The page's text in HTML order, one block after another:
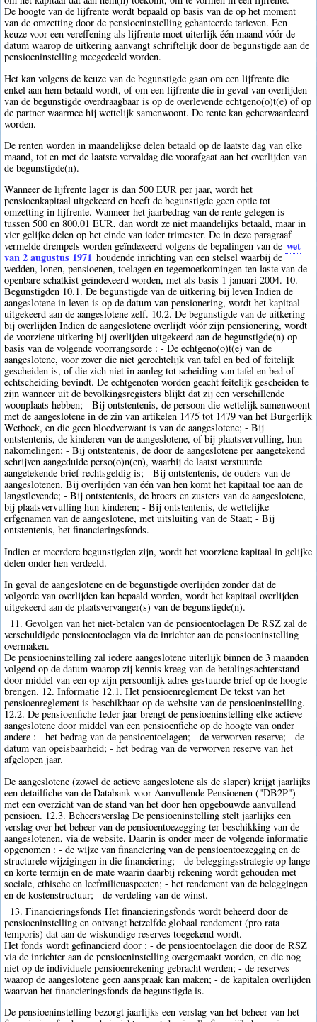
De hoogte van de lijfrente wordt bepaald op basis van de op het moment
van de omzetting door de pensioeninstelling gehanteerde tarieven. Een
keuze voor een vereffening als lijfrente moet uiterlijk één maand vóór de
datum waarop de uitkering aanvangt schriftelijk door de begunstigde aan de
pensioeninstelling meegedeeld worden.
Het kan volgens de keuze van de begunstigde gaan om een lijfrente die
enkel aan hem betaald wordt, of om een lijfrente die in geval van overlijden
van de begunstigde overdraagbaar is op de overlevende echtgeno(o)t(e) of op
de partner waarmee hij wettelijk samenwoont. De rente kan geherwaardeerd
worden.
De renten worden in maandelijkse delen betaald op de laatste dag van elke
maand, tot en met de laatste vervaldag die voorafgaat aan het overlijden van
de begunstigde(n).
Wanneer de lijfrente lager is dan 500 EUR per jaar, wordt het
pensioenkapitaal uitgekeerd en heeft de begunstigde geen optie tot
omzetting in lijfrente. Wanneer het jaarbedrag van de rente gelegen is
tussen 500 en 800,01 EUR, dan wordt ze niet maandelijks betaald, maar in
vier gelijke delen op het einde van ieder trimester. De in deze paragraaf
vermelde drempels worden geïndexeerd volgens de bepalingen van de wet
van 2 augustus 1971 houdende inrichting van een stelsel waarbij de
wedden, lonen, pensioenen, toelagen en tegemoetkomingen ten laste van de
openbare schatkist geïndexeerd worden, met als basis 1 januari 2004. 10.
Begunstigden 10.1. De begunstigde van de uitkering bij leven Indien de
aangeslotene in leven is op de datum van pensionering, wordt het kapitaal
uitgekeerd aan de aangeslotene zelf. 10.2. De begunstigde van de uitkering
bij overlijden Indien de aangeslotene overlijdt vóór zijn pensionering, wordt
de voorziene uitkering bij overlijden uitgekeerd aan de begunstigde(n) op
basis van de volgende voorrangsorde : - De echtgeno(o)t(e) van de
aangeslotene, voor zover die niet gerechtelijk van tafel en bed of feitelijk
gescheiden is, of die zich niet in aanleg tot scheiding van tafel en bed of
echtscheiding bevindt. De echtgenoten worden geacht feitelijk gescheiden te
zijn wanneer uit de bevolkingsregisters blijkt dat zij een verschillende
woonplaats hebben; - Bij ontstentenis, de persoon die wettelijk samenwoont
met de aangeslotene in de zin van artikelen 1475 tot 1479 van het Burgerlijk
Wetboek, en die geen bloedverwant is van de aangeslotene; - Bij
ontstentenis, de kinderen van de aangeslotene, of bij plaatsvervulling, hun
nakomelingen; - Bij ontstentenis, de door de aangeslotene per aangetekend
schrijven aangeduide perso(o)n(en), waarbij de laatst verstuurde
aangetekende brief rechtsgeldig is; - Bij ontstentenis, de ouders van de
aangeslotenen. Bij overlijden van één van hen komt het kapitaal toe aan de
langstlevende; - Bij ontstentenis, de broers en zusters van de aangeslotene,
bij plaatsvervulling hun kinderen; - Bij ontstentenis, de wettelijke
erfgenamen van de aangeslotene, met uitsluiting van de Staat; - Bij
ontstentenis, het financieringsfonds.
Indien er meerdere begunstigden zijn, wordt het voorziene kapitaal in gelijke
delen onder hen verdeeld.
In geval de aangeslotene en de begunstigde overlijden zonder dat de
volgorde van overlijden kan bepaald worden, wordt het kapitaal overlijden
uitgekeerd aan de plaatsvervanger(s) van de begunstigde(n).
11. Gevolgen van het niet-betalen van de pensioentoelagen De RSZ zal de
verschuldigde pensioentoelagen via de inrichter aan de pensioeninstelling
overmaken.
De pensioeninstelling zal iedere aangeslotene uiterlijk binnen de 3 maanden
volgend op de datum waarop zij kennis kreeg van de betalingsachterstand
door middel van een op zijn persoonlijk adres gestuurde brief op de hoogte
brengen. 12. Informatie 12.1. Het pensioenreglement De tekst van het
pensioenreglement is beschikbaar op de website van de pensioeninstelling.
12.2. De pensioenfiche Ieder jaar brengt de pensioeninstelling elke actieve
aangeslotene door middel van een pensioenfiche op de hoogte van onder
andere : - het bedrag van de pensioentoelagen; - de verworven reserve; - de
datum van opeisbaarheid; - het bedrag van de verworven reserve van het
afgelopen jaar.
De aangeslotene (zowel de actieve aangeslotene als de slaper) krijgt jaarlijks
een detailfiche van de Databank voor Aanvullende Pensioenen ("DB2P")
met een overzicht van de stand van het door hen opgebouwde aanvullend
pensioen. 12.3. Beheersverslag De pensioeninstelling stelt jaarlijks een
verslag over het beheer van de pensioentoezegging ter beschikking van de
aangeslotenen, via de website. Daarin is onder meer de volgende informatie
opgenomen : - de wijze van financiering van de pensioentoezegging en de
structurele wijzigingen in die financiering; - de beleggingsstrategie op lange
en korte termijn en de mate waarin daarbij rekening wordt gehouden met
sociale, ethische en leefmilieuaspecten; - het rendement van de beleggingen
en de kostenstructuur; - de verdeling van de winst.
13. Financieringsfonds Het financieringsfonds wordt beheerd door de
pensioeninstelling en ontvangt hetzelfde globaal rendement (pro rata
temporis) dat aan de wiskundige reserves toegekend wordt.
Het fonds wordt gefinancierd door : - de pensioentoelagen die door de RSZ
via de inrichter aan de pensioeninstelling overgemaakt worden, en die nog
niet op de individuele pensioenrekening gebracht werden; - de reserves
waarop de aangeslotene geen aanspraak kan maken; - de kapitalen overlijden
waarvan het financieringsfonds de begunstigde is.
De pensioeninstelling bezorgt jaarlijks een verslag van het beheer van het